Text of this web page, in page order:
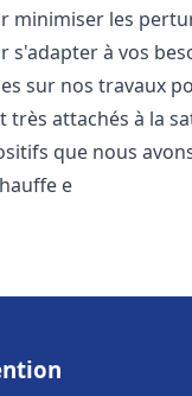
minimiser les
s'adapter à vos
sur nos travaux
très attachés à la
que nous
e